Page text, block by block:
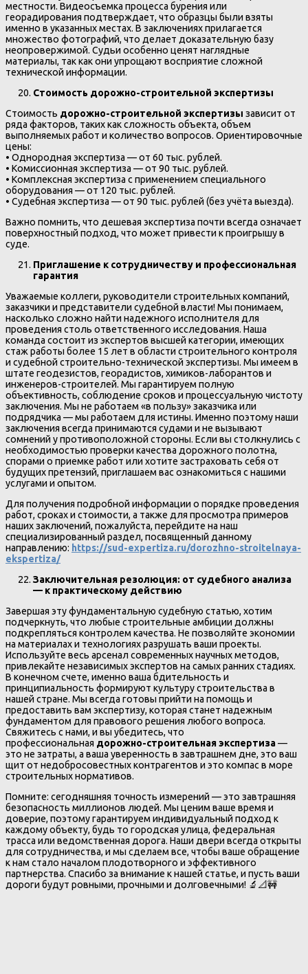
местности. Видеосъемка процесса бурения или
георадирования подтверждает, что образцы были взяты
именно в указанных местах. В заключениях прилагается
множество фотографий, что делает доказательную базу
неопровержимой. Судьи особенно ценят наглядные
материалы, так как они упрощают восприятие сложной
технической информации.
Стоимость дорожно-строительной экспертизы
Стоимость дорожно-строительной экспертизы зависит от
ряда факторов, таких как сложность объекта, объем
выполняемых работ и количество вопросов. Ориентировочные
цены:
• Однородная экспертиза — от 60 тыс. рублей.
• Комиссионная экспертиза — от 90 тыс. рублей.
• Комплексная экспертиза с применением специального
оборудования — от 120 тыс. рублей.
• Судебная экспертиза — от 90 тыс. рублей (без учёта выезда).
Важно помнить, что дешевая экспертиза почти всегда означает
поверхностный подход, что может привести к проигрышу в
суде.
Приглашение к сотрудничеству и профессиональная
гарантия
Уважаемые коллеги, руководители строительных компаний,
заказчики и представители судебной власти! Мы понимаем,
насколько сложно найти надежного исполнителя для
проведения столь ответственного исследования. Наша
команда состоит из экспертов высшей категории, имеющих
стаж работы более 15 лет в области строительного контроля
и судебной строительно-технической экспертизы. Мы имеем в
штате геодезистов, георадистов, химиков-лаборантов и
инженеров-строителей. Мы гарантируем полную
объективность, соблюдение сроков и процессуальную чистоту
заключения. Мы не работаем «в пользу» заказчика или
подрядчика — мы работаем для истины. Именно поэтому наши
заключения всегда принимаются судами и не вызывают
сомнений у противоположной стороны. Если вы столкнулись с
необходимостью проверки качества дорожного полотна,
спорами о приемке работ или хотите застраховать себя от
будущих претензий, приглашаем вас ознакомиться с нашими
услугами и опытом.
Для получения подробной информации о порядке проведения
работ, сроках и стоимости, а также для просмотра примеров
наших заключений, пожалуйста, перейдите на наш
специализированный раздел, посвященный данному
направлению: https://sud-expertiza.ru/dorozhno-stroitelnaya-
ekspertiza/
Заключительная резолюция: от судебного анализа
— к практическому действию
Завершая эту фундаментальную судебную статью, хотим
подчеркнуть, что любые строительные амбиции должны
подкрепляться контролем качества. Не позволяйте экономии
на материалах и технологиях разрушать ваши проекты.
Используйте весь арсенал современных научных методов,
привлекайте независимых экспертов на самых ранних стадиях.
В конечном счете, именно ваша бдительность и
принципиальность формируют культуру строительства в
нашей стране. Мы всегда готовы прийти на помощь и
предоставить вам экспертизу, которая станет надежным
фундаментом для правового решения любого вопроса.
Свяжитесь с нами, и вы убедитесь, что
профессиональная дорожно-строительная экспертиза—
это не затраты, а ваша уверенность в завтрашнем дне, это ваш
щит от недобросовестных контрагентов и это компас в море
строительных нормативов.
Помните: сегодняшняя точность измерений — это завтрашняя
безопасность миллионов людей. Мы ценим ваше время и
доверие, поэтому гарантируем индивидуальный подход к
каждому объекту, будь то городская улица, федеральная
трасса или ведомственная дорога. Наши двери всегда открыты
для сотрудничества, и мы сделаем все, чтобы ваше обращение
к нам стало началом плодотворного и эффективного
партнерства. Спасибо за внимание к нашей статье, и пусть ваши
дороги будут ровными, прочными и долговечными! 🔬📐🚧